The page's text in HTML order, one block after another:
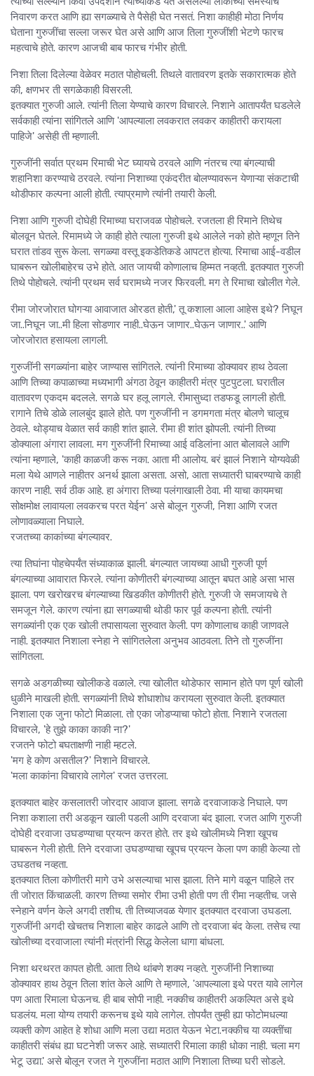
निवारण करत आणि ह्या सगळ्याचे ते पैसेही घेत नसतं. निशा काहीही मोठा निर्णय
घेताना गुरुजींचा सल्ला जरूर घेत असे आणि आज तिला गुरुजींशी भेटणे फारच
महत्वाचे होते. कारण आजची बाब फारच गंभीर होती.
निशा तिला दिलेल्या वेळेवर मठात पोहोचली. तिथले वातावरण इतके सकारात्मक होते
की, क्षणभर ती सगळेकाही विसरली.
इतक्यात गुरुजी आले. त्यांनी तिला येण्याचे कारण विचारले. निशाने आतापर्यंत घडलेले
सर्वकाही त्यांना सांगितले आणि 'आपल्याला लवकरात लवकर काहीतरी करायला
पाहिजे' असेही ती म्हणाली.
गुरुजींनी सर्वात प्रथम रिमाची भेट घ्यायचे ठरवले आणि नंतरच त्या बंगल्याची
शहानिशा करण्याचे ठरवले. त्यांना निशाच्या एकंदरीत बोलण्यावरून येणाऱ्या संकटाची
थोडीफार कल्पना आली होती. त्याप्रमाणे त्यांनी तयारी केली.
निशा आणि गुरुजी दोघेही रिमाच्या घराजवळ पोहोचले. रजतला ही रिमाने तिथेच
बोलवून घेतले. रिमामध्ये जे काही होते त्याला गुरुजी इथे आलेले नको होते म्हणून तिने
घरात तांडव सुरू केला. सगळ्या वस्तू इकडेतिकडे आपटत होत्या. रिमाचा आई-वडील
घाबरून खोलीबाहेरच उभे होते. आत जायची कोणालाच हिम्मत नव्हती. इतक्यात गुरुजी
तिथे पोहोचले. त्यांनी प्रथम सर्व घरामध्ये नजर फिरवली. मग ते रिमाचा खोलीत गेले.
रीमा जोरजोरात घोगऱ्या आवाजात ओरडत होती,' तू कशाला आला आहेस इथे? निघून
जा..निघून जा..मी हिला सोडणार नाही..घेऊन जाणार..घेऊन जाणार..' आणि
जोरजोरात हसायला लागली.
गुरुजींनी सगळ्यांना बाहेर जाण्यास सांगितले. त्यांनी रिमाच्या डोक्यावर हाथ ठेवला
आणि तिच्या कपाळाच्या मध्यभागी अंगठा ठेवून काहीतरी मंत्र पुटपुटला. घरातील
वातावरण एकदम बदलले. सगळे घर हलू लागले. रीमासुध्दा तडफडू लागली होती.
रागाने तिचे डोळे लालबुंद झाले होते. पण गुरुजींनी न डगमगता मंत्र बोलणे चालूच
ठेवले. थोड्याच वेळात सर्व काही शांत झाले. रीमा ही शांत झोपली. त्यांनी तिच्या
डोक्याला अंगारा लावला. मग गुरुजींनी रिमाच्या आई वडिलांना आत बोलावले आणि
त्यांना म्हणाले, 'काही काळजी करू नका. आता मी आलोय. बरं झालं निशाने योग्यवेळी
मला येथे आणले नाहीतर अनर्थ झाला असता. असो, आता सध्यातरी घाबरण्याचे काही
कारण नाही. सर्व ठीक आहे. हा अंगारा तिच्या पलंगाखाली ठेवा. मी याचा कायमचा
सोक्षमोक्ष लावायला लवकरच परत येईन' असे बोलून गुरुजी, निशा आणि रजत
लोणावळ्याला निघाले.
रजतच्या काकांच्या बंगल्यावर.
त्या तिघांना पोहचेपर्यंत संध्याकाळ झाली. बंगल्यात जायच्या आधी गुरुजी पूर्ण
बंगल्याच्या आवारात फिरले. त्यांना कोणीतरी बंगल्याच्या आतून बघत आहे असा भास
झाला. पण खरोखरच बंगल्याच्या खिडकीत कोणीतरी होते. गुरुजी जे समजायचे ते
समजून गेले. कारण त्यांना ह्या सगळ्याची थोडी फार पूर्व कल्पना होती. त्यांनी
सगळ्यांनी एक एक खोली तपासायला सुरुवात केली. पण कोणालाच काही जाणवले
नाही. इतक्यात निशाला स्नेहा ने सांगितलेला अनुभव आठवला. तिने तो गुरुजींना
सांगितला.
सगळे अडगळीच्या खोलीकडे वळाले. त्या खोलीत थोडेफार सामान होते पण पूर्ण खोली
धुळीने माखली होती. सगळ्यांनी तिथे शोधाशोध करायला सुरुवात केली. इतक्यात
निशाला एक जुना फोटो मिळाला. तो एका जोडप्याचा फोटो होता. निशाने रजतला
विचारले, 'हे तुझे काका काकी ना?'
रजतने फोटो बघताक्षणी नाही म्हटले.
'मग हे कोण असतील?' निशाने विचारले.
'मला काकांना विचारावे लागेल' रजत उत्तरला.
इतक्यात बाहेर कसलातरी जोरदार आवाज झाला. सगळे दरवाजाकडे निघाले. पण
निशा कशाला तरी अडकून खाली पडली आणि दरवाजा बंद झाला. रजत आणि गुरुजी
दोघेही दरवाजा उघडण्याचा प्रयत्न करत होते. तर इथे खोलीमध्ये निशा खूपच
घाबरून गेली होती. तिने दरवाजा उघडण्याचा खूपच प्रयत्न केला पण काही केल्या तो
उघडतच नव्हता.
इतक्यात तिला कोणीतरी मागे उभे असल्याचा भास झाला. तिने मागे वळून पाहिले तर
ती जोरात किंचाळली. कारण तिच्या समोर रीमा उभी होती पण ती रीमा नव्हतीच. जसे
स्नेहाने वर्णन केले अगदी तशीच. ती तिच्याजवळ येणार इतक्यात दरवाजा उघडला.
गुरुजींनी अगदी खेचतच निशाला बाहेर काढले आणि तो दरवाजा बंद केला. तसेच त्या
खोलीच्या दरवाजाला त्यांनी मंत्रांनी सिद्ध केलेला धागा बांधला.
निशा थरथरत कापत होती. आता तिथे थांबणे शक्य नव्हते. गुरुजींनी निशाच्या
डोक्यावर हाथ ठेवून तिला शांत केले आणि ते म्हणाले, 'आपल्याला इथे परत यावे लागेल
पण आता रिमाला घेऊनच. ही बाब सोपी नाही. नक्कीच काहीतरी अकल्पित असे इथे
घडलंय. मला योग्य तयारी करूनच इथे यावे लागेल. तोपर्यंत तुम्ही ह्या फोटोमधल्या
व्यक्ती कोण आहेत हे शोधा आणि मला उद्या मठात येऊन भेटा.नक्कीच या व्यक्तींचा
काहीतरी संबंध ह्या घटनेशी जरूर आहे. सध्यातरी रिमाला काही धोका नाही. चला मग
भेटू उद्या.' असे बोलून रजत ने गुरुजींना मठात आणि निशाला तिच्या घरी सोडले.